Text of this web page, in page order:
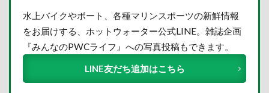
水上バイクやボート、各種マリンスポーツの新鮮情報
をお届けする、ホットウォーター公式LINE。雑誌企画
『みんなのPWCライフ』への写真投稿もできます。
LINE友だち追加はこちら